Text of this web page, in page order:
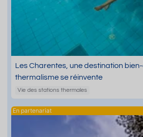
Les Charentes, une destination
thermalisme se réinvente
Vie des stations thermales